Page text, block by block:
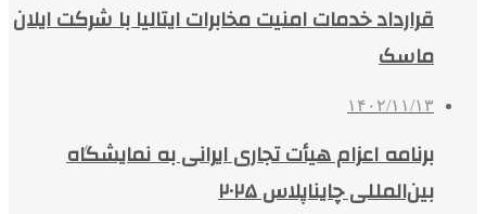
قرارداد خدمات امنیت مخابرات ایتالیا با شرکت ایلان
ماسک
۱۴۰۲/۱۱/۱۳
برنامه اعزام هیأت تجاری ایرانی به نمایشگاه
بین‌المللی چایناپلاس ۲۰۲۵